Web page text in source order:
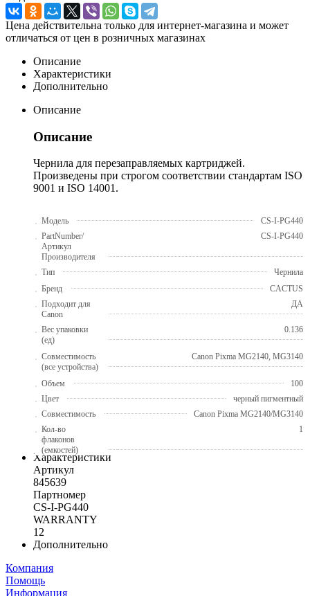
Цена действительна только для интернет-магазина и может
отличаться от цен в розничных магазинах
Описание
Характеристики
Дополнительно
Описание
Описание
Чернила для перезаправляемых картриджей.
Произведены при строгом соответствии стандартам ISO
9001 и ISO 14001.
Модель
CS-I-PG440
PartNumber/
Артикул
Производителя
CS-I-PG440
Тип
Чернила
Бренд
CACTUS
Подходит для
Canon
ДА
Вес упаковки
(ед)
0.136
Совместимость
(все устройства)
Canon Pixma MG2140, MG3140
Объем
100
Цвет
черный пигментный
Совместимость
Canon Pixma MG2140/MG3140
Кол-во
флаконов
(емкостей)
1
Характеристики
Артикул
845639
Партномер
CS-I-PG440
WARRANTY
12
Дополнительно
Компания
Помощь
Информация